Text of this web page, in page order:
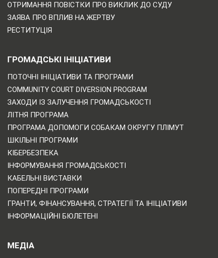
ОТРИМАННЯ ПОВІСТКИ ПРО ВИКЛИК ДО СУДУ
ЗАЯВА ПРО ВПЛИВ НА ЖЕРТВУ
РЕСТИТУЦІЯ
ГРОМАДСЬКІ ІНІЦІАТИВИ
ПОТОЧНІ ІНІЦІАТИВИ ТА ПРОГРАМИ
COMMUNITY COURT DIVERSION PROGRAM
ЗАХОДИ ІЗ ЗАЛУЧЕННЯ ГРОМАДСЬКОСТІ
ЛІТНЯ ПРОГРАМА
ПРОГРАМА ДОПОМОГИ СОБАКАМ ОКРУГУ ПЛІМУТ
ШКІЛЬНІ ПРОГРАМИ
КІБЕРБЕЗПЕКА
ІНФОРМУВАННЯ ГРОМАДСЬКОСТІ
КАБЕЛЬНІ ВИСТАВКИ
ПОПЕРЕДНІ ПРОГРАМИ
ГРАНТИ, ФІНАНСУВАННЯ, СТРАТЕГІЇ ТА ІНІЦІАТИВИ
ІНФОРМАЦІЙНІ БЮЛЕТЕНІ
МЕДІА